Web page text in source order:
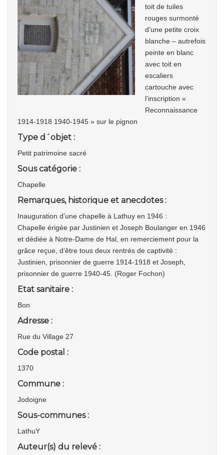
toit de tuiles
rouges surmonté
d’une petite croix
blanche – autrefois
peinte en blanc
avec toit en
escaliers
cartouche avec
l’inscription «
Reconnaissance
1914-1918 1940-1945 » sur le pignon
Type d´objet :
Petit patrimoine sacré
Sous catégorie :
Chapelle
Remarques, historique et anecdotes :
Inauguration d’une chapelle à Lathuy en 1946 :
Chapelle érigée par Justinien et Joseph Boulanger en 1946
et dédiée à Notre-Dame de Hal, en remerciement pour la
grâce reçue, d’être tous deux rentrés de captivité :
Justinien, prisonnier de guerre 1914-1918 et Joseph,
prisonnier de guerre 1940-45. (Roger Fochon)
Etat sanitaire :
Bon
Adresse :
Rue du Village 27
Code postal :
1370
Commune :
Jodoigne
Sous-communes :
LathuY
Auteur(s) du relevé :